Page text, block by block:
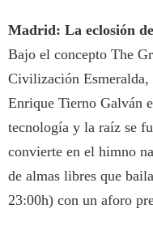
Madrid: La eclosión
Bajo el concepto The
Civilización Esmeralda,
Enrique Tierno Galván
tecnología y la raíz se
convierte en el himno
de almas libres que
23:00h) con un aforo